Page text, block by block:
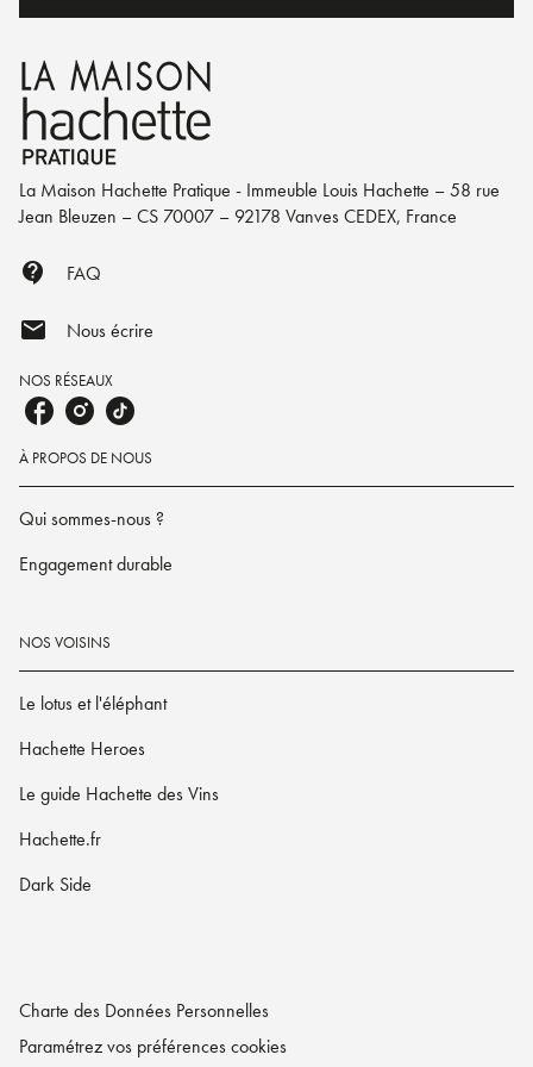
La Maison Hachette Pratique - Immeuble Louis Hachette – 58 rue
Jean Bleuzen – CS 70007 – 92178 Vanves CEDEX, France
contact_support FAQ
mail Nous écrire
NOS RÉSEAUX
À PROPOS DE NOUS
Qui sommes-nous ?
Engagement durable
NOS VOISINS
Le lotus et l'éléphant
Hachette Heroes
Le guide Hachette des Vins
Hachette.fr
Dark Side
Charte des Données Personnelles
Paramétrez vos préférences cookies